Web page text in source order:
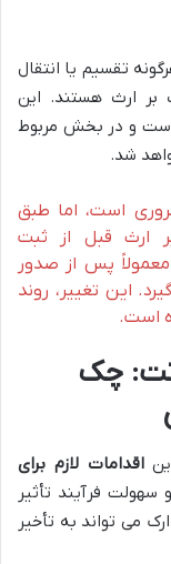
تقسیم یا انتقال
بر ارث هستند. این
است و در بخش مربوط
شد.
است، اما طبق
بر ارث قبل از ثبت
پس از صدور
این تغییر، روند
است.
چک
اقدامات لازم برای
فرآیند تأثیر
می تواند به تأخیر